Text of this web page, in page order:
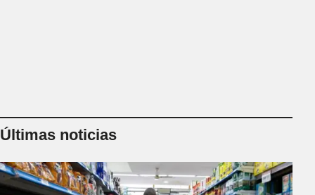
Últimas noticias